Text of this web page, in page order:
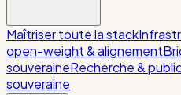
Maîtriser toute la stack
open-weight & alignement
souveraineRecherche &
souveraine